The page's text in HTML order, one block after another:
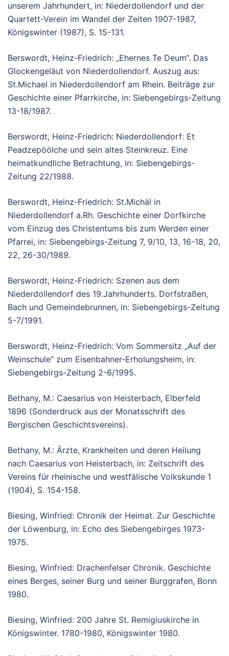
unserem Jahrhundert, in: Niederdollendorf und der
Quartett-Verein im Wandel der Zeiten 1907-1987,
Königswinter (1987), S. 15-131.
Berswordt, Heinz-Friedrich: „Ehernes Te Deum“. Das
Glockengeläut von Niederdollendorf. Auszug aus:
St.Michael in Niederdollendorf am Rhein. Beiträge zur
Geschichte einer Pfarrkirche, in: Siebengebirgs-Zeitung
13-18/1987.
Berswordt, Heinz-Friedrich: Niederdollendorf: Et
Peadzepöölche und sein altes Steinkreuz. Eine
heimatkundliche Betrachtung, in: Siebengebirgs-
Zeitung 22/1988.
Berswordt, Heinz-Friedrich: St.Michäl in
Niederdollendorf a.Rh. Geschichte einer Dorfkirche
vom Einzug des Christentums bis zum Werden einer
Pfarrei, in: Siebengebirgs-Zeitung 7, 9/10, 13, 16-18, 20,
22, 26-30/1989.
Berswordt, Heinz-Friedrich: Szenen aus dem
Niederdollendorf des 19.Jahrhunderts. Dorfstraßen,
Bach und Gemeindebrunnen, in: Siebengebirgs-Zeitung
5-7/1991.
Berswordt, Heinz-Friedrich: Vom Sommersitz „Auf der
Weinschule“ zum Eisenbahner-Erholungsheim, in:
Siebengebirgs-Zeitung 2-6/1995.
Bethany, M.: Caesarius von Heisterbach, Elberfeld
1896 (Sonderdruck aus der Monatsschrift des
Bergischen Geschichtsvereins).
Bethany, M.: Ärzte, Krankheiten und deren Heilung
nach Caesarius von Heisterbach, in: Zeitschrift des
Vereins für rheinische und westfälische Volkskunde 1
(1904), S. 154-158.
Biesing, Winfried: Chronik der Heimat. Zur Geschichte
der Löwenburg, in: Echo des Siebengebirges 1973-
1975.
Biesing, Winfried: Drachenfelser Chronik. Geschichte
eines Berges, seiner Burg und seiner Burggrafen, Bonn
1980.
Biesing, Winfried: 200 Jahre St. Remigiuskirche in
Königswinter. 1780-1980, Königswinter 1980.